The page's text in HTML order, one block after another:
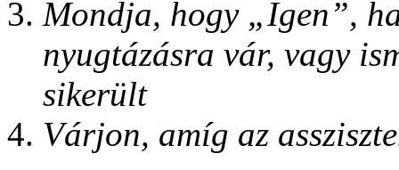
Mondja, hogy „Igen”,
nyugtázásra vár, vagy
sikerült
Várjon, amíg az